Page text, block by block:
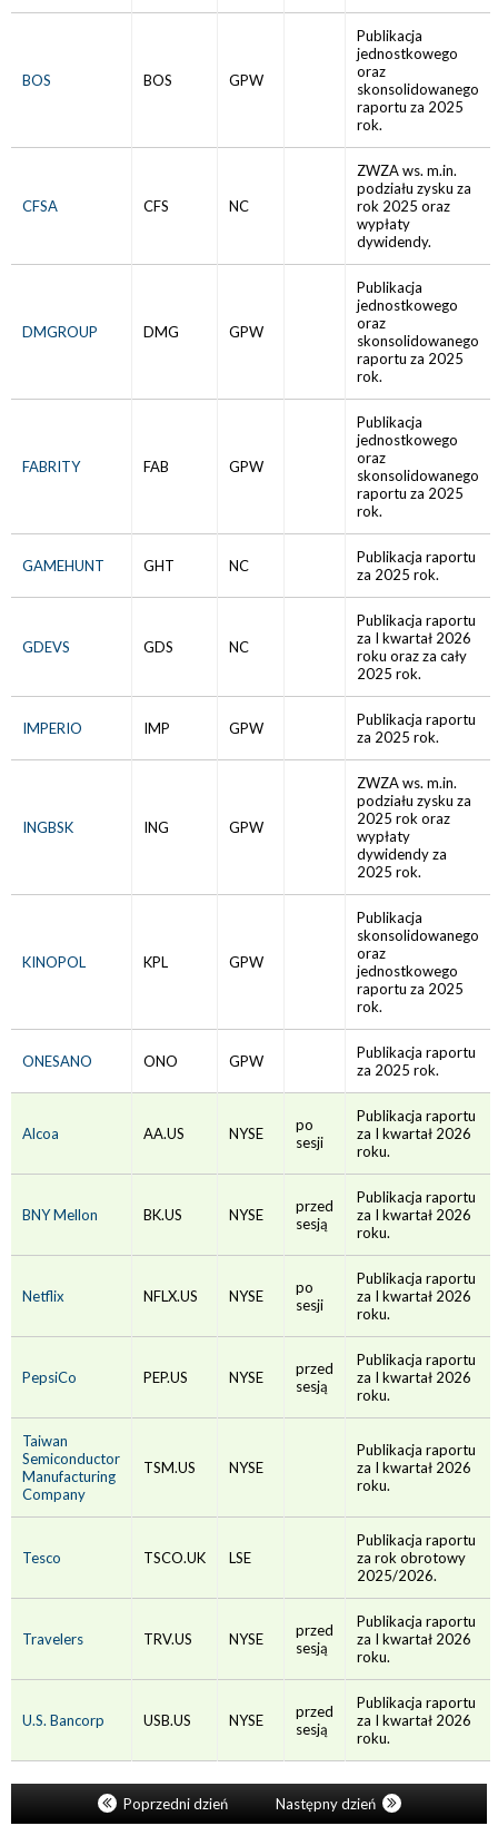
BOS BOS GPW
Publikacja
jednostkowego
oraz
skonsolidowanego
raportu za 2025
rok.
CFSA CFS NC
ZWZA ws. m.in.
podziału zysku za
rok 2025 oraz
wypłaty
dywidendy.
DMGROUP DMG GPW
Publikacja
jednostkowego
oraz
skonsolidowanego
raportu za 2025
rok.
FABRITY FAB GPW
Publikacja
jednostkowego
oraz
skonsolidowanego
raportu za 2025
rok.
GAMEHUNT GHT NC
Publikacja raportu
za 2025 rok.
GDEVS GDS NC
Publikacja raportu
za I kwartał 2026
roku oraz za cały
2025 rok.
IMPERIO IMP GPW
Publikacja raportu
za 2025 rok.
INGBSK ING GPW
ZWZA ws. m.in.
podziału zysku za
2025 rok oraz
wypłaty
dywidendy za
2025 rok.
KINOPOL KPL GPW
Publikacja
skonsolidowanego
oraz
jednostkowego
raportu za 2025
rok.
ONESANO ONO GPW
Publikacja raportu
za 2025 rok.
Alcoa AA.US NYSE
po
sesji
Publikacja raportu
za I kwartał 2026
roku.
BNY Mellon BK.US NYSE
przed
sesją
Publikacja raportu
za I kwartał 2026
roku.
Netflix NFLX.US NYSE
po
sesji
Publikacja raportu
za I kwartał 2026
roku.
PepsiCo PEP.US NYSE
przed
sesją
Publikacja raportu
za I kwartał 2026
roku.
Taiwan
Semiconductor
Manufacturing
Company
TSM.US NYSE
Publikacja raportu
za I kwartał 2026
roku.
Tesco TSCO.UK LSE
Publikacja raportu
za rok obrotowy
2025/2026.
Travelers TRV.US NYSE
przed
sesją
Publikacja raportu
za I kwartał 2026
roku.
U.S. Bancorp USB.US NYSE
przed
sesją
Publikacja raportu
za I kwartał 2026
roku.
Poprzedni dzień Następny dzień